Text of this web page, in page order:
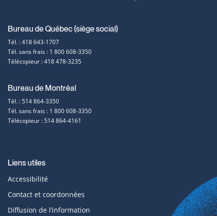
Coordonnées
et
contact
Bureau de Québec (siège social)
Tél. : 418 643-1707
Tél. sans frais : 1 800 608-3350
Télécopieur : 418 478-3235
Bureau de Montréal
Tél. : 514 864-3350
Tél. sans frais : 1 800 608-3350
Télécopieur : 514 864-4161
Liens utiles
Accessibilité
Contact et coordonnées
Diffusion de l’information